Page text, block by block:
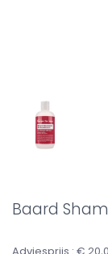
Baard